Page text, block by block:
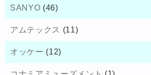
SANYO (46)
アムテックス (11)
オッケー (12)